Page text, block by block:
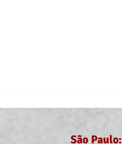
São Paulo: